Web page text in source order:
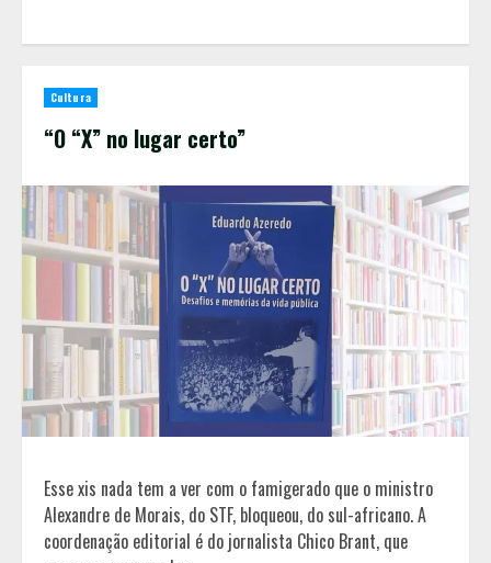
Cultura
“O “X” no lugar certo”
Esse xis nada tem a ver com o famigerado que o ministro
Alexandre de Morais, do STF, bloqueou, do sul-africano. A
coordenação editorial é do jornalista Chico Brant, que